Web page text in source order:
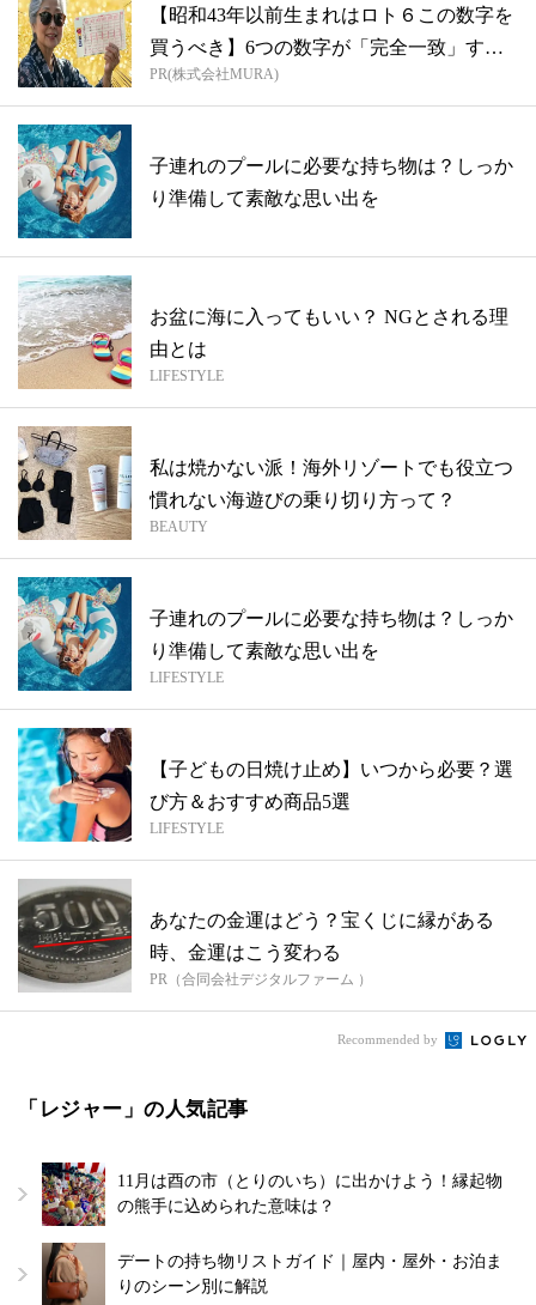
【昭和43年以前生まれはロト６この数字を
買うべき】6つの数字が「完全一致」する
方...
PR(株式会社MURA)
子連れのプールに必要な持ち物は？しっか
り準備して素敵な思い出を
お盆に海に入ってもいい？ NGとされる理
由とは
LIFESTYLE
私は焼かない派！海外リゾートでも役立つ
慣れない海遊びの乗り切り方って？
BEAUTY
子連れのプールに必要な持ち物は？しっか
り準備して素敵な思い出を
LIFESTYLE
【子どもの日焼け止め】いつから必要？選
び方＆おすすめ商品5選
LIFESTYLE
あなたの金運はどう？宝くじに縁がある
時、金運はこう変わる
PR（合同会社デジタルファーム ）
Recommended by
「レジャー」の人気記事
11月は酉の市（とりのいち）に出かけよう！縁起物
の熊手に込められた意味は？
デートの持ち物リストガイド｜屋内・屋外・お泊ま
りのシーン別に解説